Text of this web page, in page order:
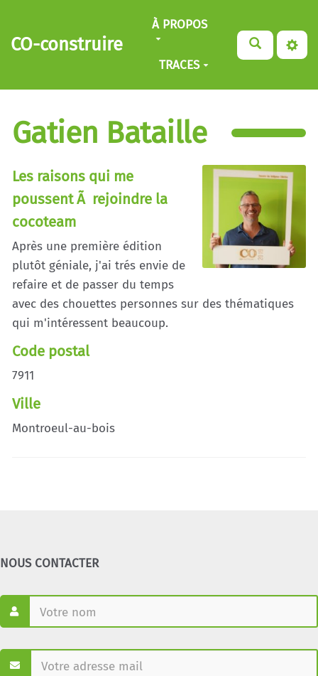
Aller au contenu principal
CO-construire
À PROPOS
TRACES
Gatien Bataille
Les raisons qui me
poussent Ã rejoindre la
cocoteam
Après une première édition
plutôt géniale, j'ai trés envie de
refaire et de passer du temps
avec des chouettes personnes sur des thématiques
qui m'intéressent beaucoup.
Code postal
7911
Ville
Montroeul-au-bois
NOUS CONTACTER